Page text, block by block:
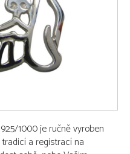
1000 je ručně vyroben
a registrací na